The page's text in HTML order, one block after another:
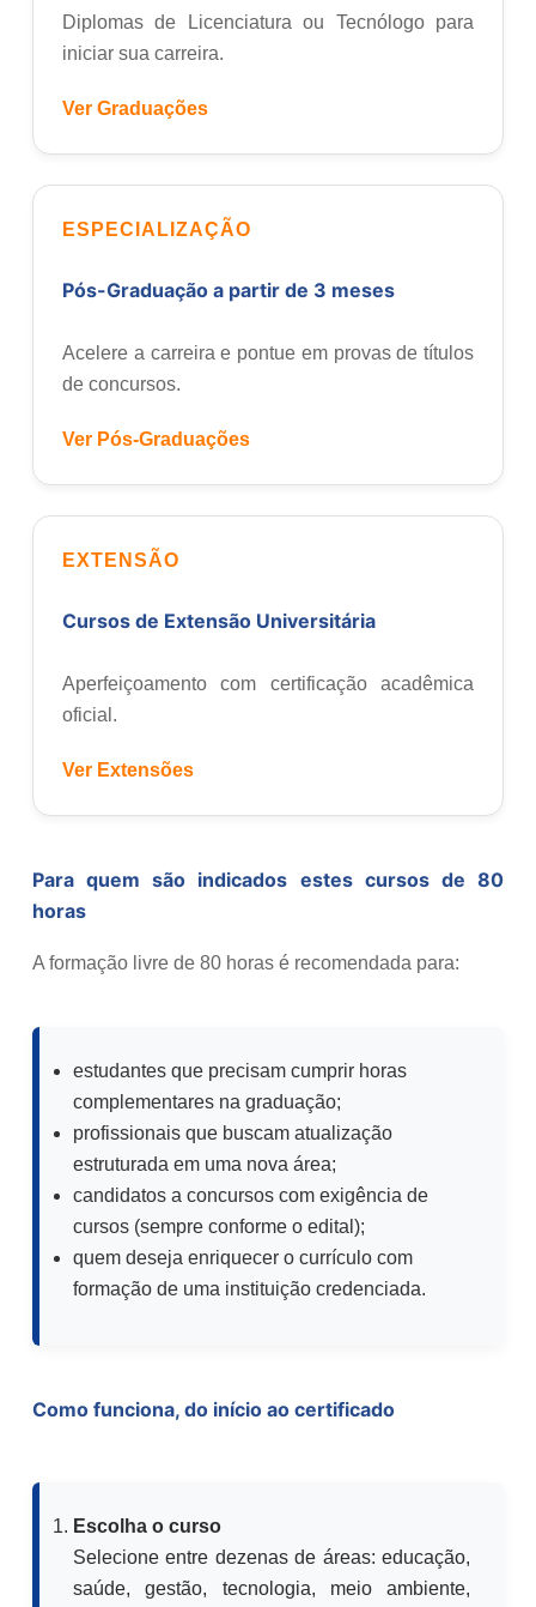
Diplomas de Licenciatura ou Tecnólogo para
iniciar sua carreira.
Ver Graduações
ESPECIALIZAÇÃO
Pós-Graduação a partir de 3 meses
Acelere a carreira e pontue em provas de títulos
de concursos.
Ver Pós-Graduações
EXTENSÃO
Cursos de Extensão Universitária
Aperfeiçoamento com certificação acadêmica
oficial.
Ver Extensões
Para quem são indicados estes cursos de 80
horas
A formação livre de 80 horas é recomendada para:
estudantes que precisam cumprir horas
complementares na graduação;
profissionais que buscam atualização
estruturada em uma nova área;
candidatos a concursos com exigência de
cursos (sempre conforme o edital);
quem deseja enriquecer o currículo com
formação de uma instituição credenciada.
Como funciona, do início ao certificado
Escolha o curso
Selecione entre dezenas de áreas: educação,
saúde, gestão, tecnologia, meio ambiente,